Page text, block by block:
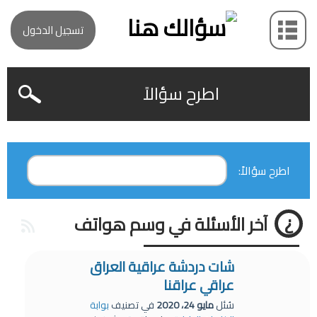
تسجيل الدخول
اطرح سؤالاً
اطرح سؤالاً:
آخر الأسئلة في وسم هواتف
شات دردشة عراقية العراق
عراقي عراقنا
سُئلمايو 24، 2020 في تصنيفبوابة